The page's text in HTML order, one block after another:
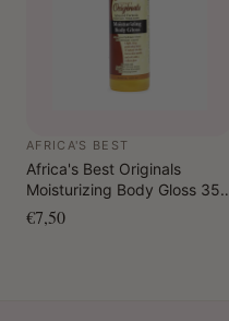
AFRICA'S BEST
Africa's Best Originals
Moisturizing Body Gloss 355
ml
€7,50